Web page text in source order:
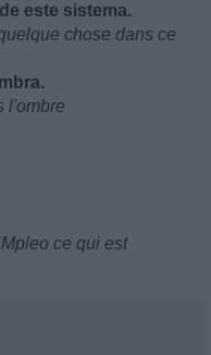
este sistema.
chose dans ce
l'ombre
ce qui est